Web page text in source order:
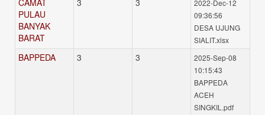
CAMAT
PULAU
BANYAK
BARAT
3 3
2022-Dec-12
09:36:56
DESA UJUNG
SIALIT.xlsx
BAPPEDA 3 3
2025-Sep-08
10:15:43
BAPPEDA
ACEH
SINGKIL.pdf